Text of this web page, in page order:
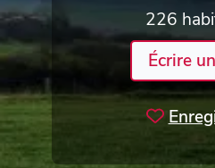
226
Écrire